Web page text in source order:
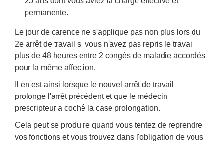
permanente.
Le jour de carence ne s'applique pas non plus lors du
2e arrêt de travail si vous n'avez pas repris le travail
plus de 48 heures entre 2 congés de maladie accordés
pour la même affection.
Il en est ainsi lorsque le nouvel arrêt de travail
prolonge l'arrêt précédent et que le médecin
prescripteur a coché la case prolongation.
Cela peut se produire quand vous tentez de reprendre
vos fonctions et vous trouvez dans l'obligation de vous